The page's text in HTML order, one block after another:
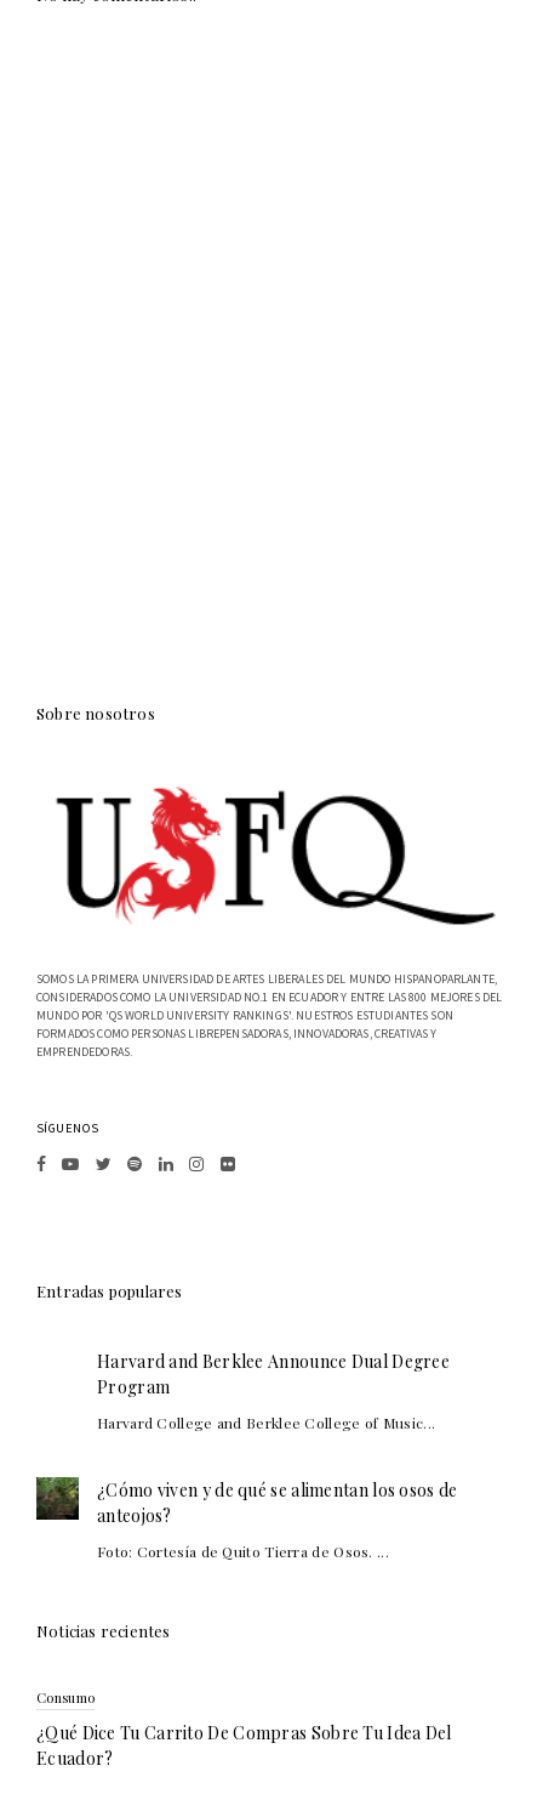
Sobre nosotros
SOMOS LA PRIMERA UNIVERSIDAD DE ARTES LIBERALES DEL MUNDO HISPANOPARLANTE,
CONSIDERADOS COMO LA UNIVERSIDAD NO.1 EN ECUADOR Y ENTRE LAS 800 MEJORES DEL
MUNDO POR 'QS WORLD UNIVERSITY RANKINGS'. NUESTROS ESTUDIANTES SON
FORMADOS COMO PERSONAS LIBREPENSADORAS, INNOVADORAS, CREATIVAS Y
EMPRENDEDORAS.
SÍGUENOS
Entradas populares
Harvard and Berklee Announce Dual Degree
Program
Harvard College and Berklee College of Music...
¿Cómo viven y de qué se alimentan los osos de
anteojos?
Foto: Cortesía de Quito Tierra de Osos. ...
Noticias recientes
Consumo
¿Qué Dice Tu Carrito De Compras Sobre Tu Idea Del
Ecuador?